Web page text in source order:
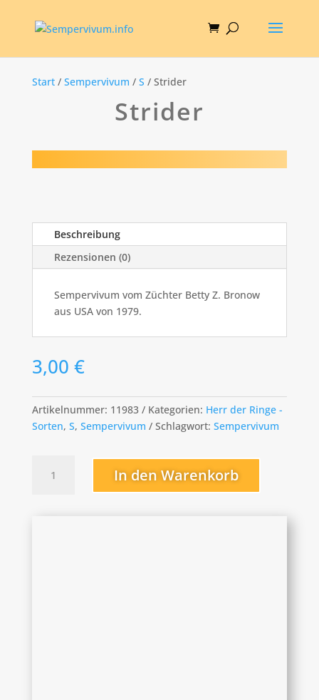
Start/ Sempervivum / S / Strider
Strider
Beschreibung
Rezensionen (0)
Sempervivum vom Züchter Betty Z. Bronow
aus USA von 1979.
3,00 €
Artikelnummer: 11983 Kategorien: Herr der Ringe -
Sorten, S, Sempervivum Schlagwort: Sempervivum
Menge
In den Warenkorb